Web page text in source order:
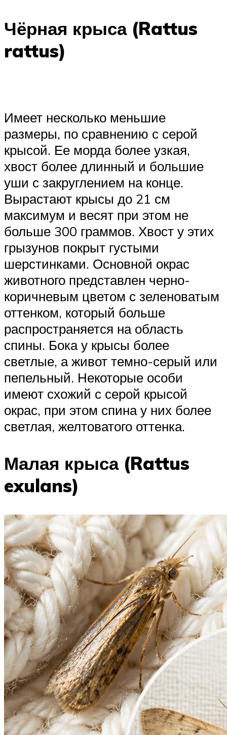
Чёрная крыса (Rattus
rattus)
Имеет несколько меньшие
размеры, по сравнению с серой
крысой. Ее морда более узкая,
хвост более длинный и большие
уши с закруглением на конце.
Вырастают крысы до 21 см
максимум и весят при этом не
больше 300 граммов. Хвост у этих
грызунов покрыт густыми
шерстинками. Основной окрас
животного представлен черно-
коричневым цветом с зеленоватым
оттенком, который больше
распространяется на область
спины. Бока у крысы более
светлые, а живот темно-серый или
пепельный. Некоторые особи
имеют схожий с серой крысой
окрас, при этом спина у них более
светлая, желтоватого оттенка.
Малая крыса (Rattus
exulans)